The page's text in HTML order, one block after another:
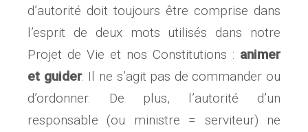
d’autorité doit toujours être comprise dans
l’esprit de deux mots utilisés dans notre
Projet de Vie et nos Constitutions : animer
et guider. Il ne s’agit pas de commander ou
d’ordonner. De plus, l’autorité d’un
responsable (ou ministre = serviteur) ne